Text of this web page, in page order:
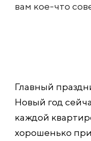
вам кое-что
Главный
Новый год
каждой
хорошенько